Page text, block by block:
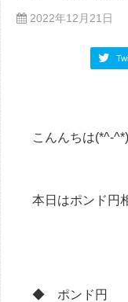
2022年12月21日
こんんちは(*^-^*)
本日はポンド円
◆ ポンド円